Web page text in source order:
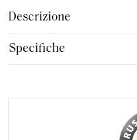
Descrizione
Specifiche